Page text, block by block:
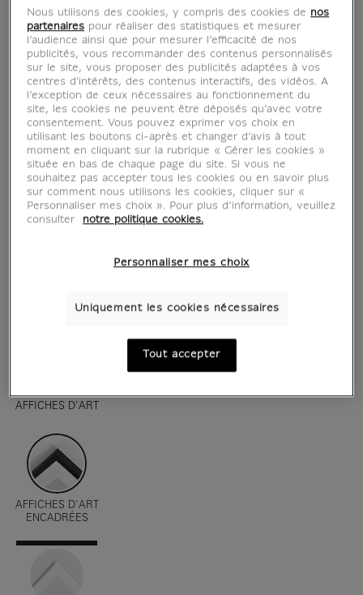
AFFICHES D'ART
AFFICHES D'ART
ENCADRÉES
Nous utilisons des cookies, y compris des cookies de nos
partenaires pour réaliser des statistiques et mesurer
l’audience ainsi que pour mesurer l’efficacité de nos
publicités, vous recommander des contenus personnalisés
sur le site, vous proposer des publicités adaptées à vos
centres d'intérêts, des contenus interactifs, des vidéos. A
l’exception de ceux nécessaires au fonctionnement du
site, les cookies ne peuvent être déposés qu’avec votre
consentement. Vous pouvez exprimer vos choix en
utilisant les boutons ci-après et changer d’avis à tout
moment en cliquant sur la rubrique « Gérer les cookies »
située en bas de chaque page du site. Si vous ne
souhaitez pas accepter tous les cookies ou en savoir plus
sur comment nous utilisons les cookies, cliquer sur «
Personnaliser mes choix ». Pour plus d’information, veuillez
consulter
notre politique cookies.
Personnaliser mes choix
Uniquement les cookies nécessaires
Tout accepter